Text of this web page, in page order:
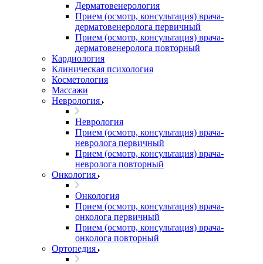
Дерматовенерология
Прием (осмотр, консультация) врача-
дерматовенеролога первичный
Прием (осмотр, консультация) врача-
дерматовенеролога повторный
Кардиология
Клиническая психология
Косметология
Массажи
Неврология
Неврология
Прием (осмотр, консультация) врача-
невролога первичный
Прием (осмотр, консультация) врача-
невролога повторный
Онкология
Онкология
Прием (осмотр, консультация) врача-
онколога первичный
Прием (осмотр, консультация) врача-
онколога повторный
Ортопедия